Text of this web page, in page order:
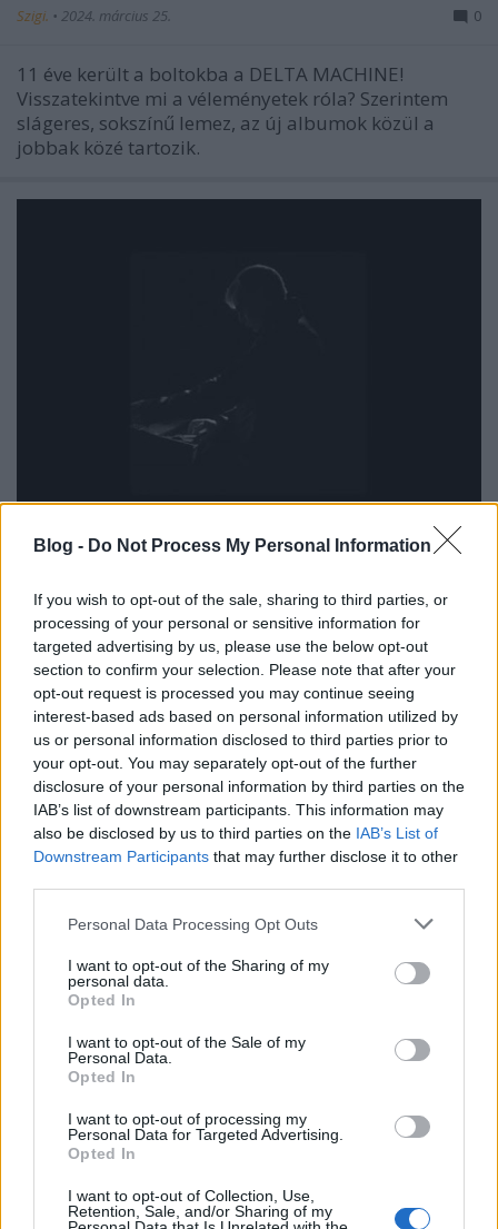
Blog - Do Not Process My Personal Information
If you wish to opt-out of the sale, sharing to third parties, or
processing of your personal or sensitive information for
targeted advertising by us, please use the below opt-out
section to confirm your selection. Please note that after your
opt-out request is processed you may continue seeing
interest-based ads based on personal information utilized by
us or personal information disclosed to third parties prior to
your opt-out. You may separately opt-out of the further
disclosure of your personal information by third parties on the
IAB’s list of downstream participants. This information may
also be disclosed by us to third parties on the IAB’s List of
Downstream Participants that may further disclose it to other
Please note that this website/app uses one or more Google
not limited to your visit or usage behaviour. You may click to
grant or deny consent to Google and its third-party tags to
use your data for below specified purposes in below Google
consent section.
Personal Data Processing Opt Outs
I want to opt-out of the Sharing of my
personal data.
Opted In
I want to opt-out of the Sale of my
Personal Data.
Opted In
I want to opt-out of processing my
Personal Data for Targeted Advertising.
Opted In
I want to opt-out of Collection, Use,
Retention, Sale, and/or Sharing of my
Szigi. • 2024. március 25. 0
11 éve került a boltokba a DELTA MACHINE!
Visszatekintve mi a véleményetek róla? Szerintem
slágeres, sokszínű lemez, az új albumok közül a
jobbak közé tartozik.
Soothe My Soul
Az Alone sejtelmes, bánatos hangulata után máris
indul az arconpörgés a ma 10 éves Delta Machine
lemezen: némi meglepetésre az utolsó előtti helyre
tették az album egyik húzódalát, a SOOTHE MY
SOUL című alkotást. VCMG versszakok, remek
bridge, ugrálós, "Personal Jesus" refrén - így
lehetne…
2023. március 25.